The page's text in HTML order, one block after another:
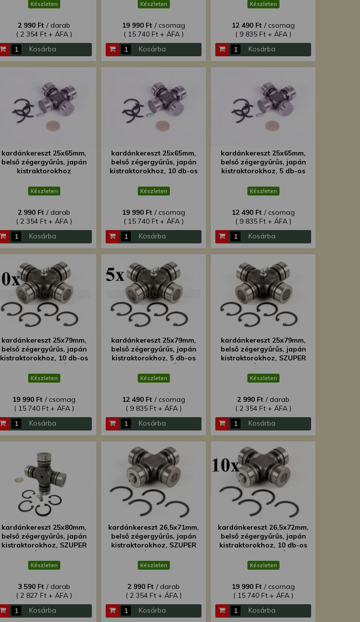
Készleten
2 990 Ft / darab
( 2 354 Ft + ÁFA )
Kosárba
Készleten
19 990 Ft / csomag
( 15 740 Ft + ÁFA )
Kosárba
Készleten
12 490 Ft / csomag
( 9 835 Ft + ÁFA )
Kosárba
kardánkereszt 25x65mm,
belső zégergyűrűs, japán
kistraktorokhoz
Készleten
2 990 Ft / darab
( 2 354 Ft + ÁFA )
Kosárba
kardánkereszt 25x65mm,
belső zégergyűrűs, japán
kistraktorokhoz, 10 db-os
Készleten
19 990 Ft / csomag
( 15 740 Ft + ÁFA )
Kosárba
kardánkereszt 25x65mm,
belső zégergyűrűs, japán
kistraktorokhoz, 5 db-os
Készleten
12 490 Ft / csomag
( 9 835 Ft + ÁFA )
Kosárba
kardánkereszt 25x79mm,
belső zégergyűrűs, japán
kistraktorokhoz, 10 db-os
csomag, SZUPER ÁRON!
Készleten
19 990 Ft / csomag
( 15 740 Ft + ÁFA )
Kosárba
kardánkereszt 25x79mm,
belső zégergyűrűs, japán
kistraktorokhoz, 5 db-os
csomag, SZUPER ÁRON!
Készleten
12 490 Ft / csomag
( 9 835 Ft + ÁFA )
Kosárba
kardánkereszt 25x79mm,
belső zégergyűrűs, japán
kistraktorokhoz, SZUPER
ÁRON!
Készleten
2 990 Ft / darab
( 2 354 Ft + ÁFA )
Kosárba
kardánkereszt 25x80mm,
belső zégergyűrűs, japán
kistraktorokhoz, SZUPER
ÁRON!
Készleten
3 590 Ft / darab
( 2 827 Ft + ÁFA )
Kosárba
kardánkereszt 26,5x71mm,
belső zégergyűrűs, japán
kistraktorokhoz, SZUPER
ÁRON!
Készleten
2 990 Ft / darab
( 2 354 Ft + ÁFA )
Kosárba
kardánkereszt 26,5x72mm,
belső zégergyűrűs, japán
kistraktorokhoz, 10 db-os
csomag, SZUPER ÁRON!
Készleten
19 990 Ft / csomag
( 15 740 Ft + ÁFA )
Kosárba